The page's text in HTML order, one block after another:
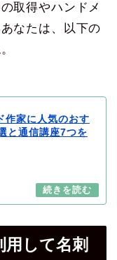
取得やハンドメ
なたは、以下の
作家に人気のおす
と通信講座7つを
して名刺